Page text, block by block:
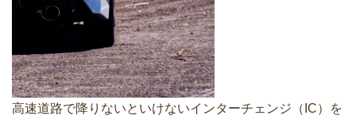
高速道路で降りないといけないインターチェンジ（IC）を